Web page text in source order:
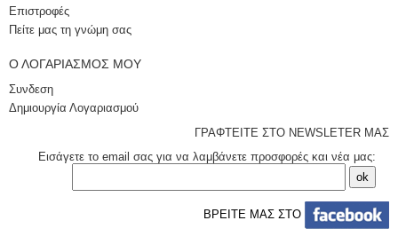
Επιστροφές
Πείτε μας τη γνώμη σας
Ο ΛΟΓΑΡΙΑΣΜΌΣ ΜΟΥ
Συνδεση
Δημιουργία Λογαριασμού
ΓΡΑΦΤΕΙΤΕ ΣΤΟ NEWSLETER ΜΑΣ
Εισάγετε το email σας για να λαμβάνετε προσφορές και νέα μας:
ΒΡΕΙΤΕ ΜΑΣ ΣΤΟ